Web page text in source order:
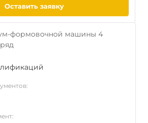
Оставить заявку
формовочной машины 4